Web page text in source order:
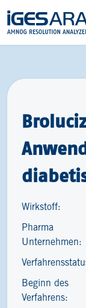
Wirkstoff:
Pharma
Unternehmen:
Beginn des
Verfahrens: